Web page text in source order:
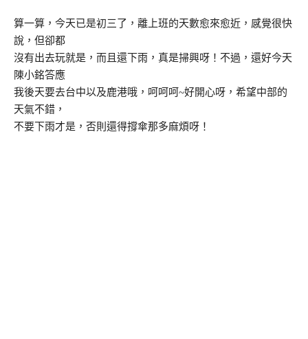
算一算，今天已是初三了，離上班的天數愈來愈近，感覺很快
說，但卻都
沒有出去玩就是，而且還下雨，真是掃興呀！不過，還好今天
陳小銘答應
我後天要去台中以及鹿港哦，呵呵呵~好開心呀，希望中部的
天氣不錯，
不要下雨才是，否則還得撐傘那多麻煩呀！